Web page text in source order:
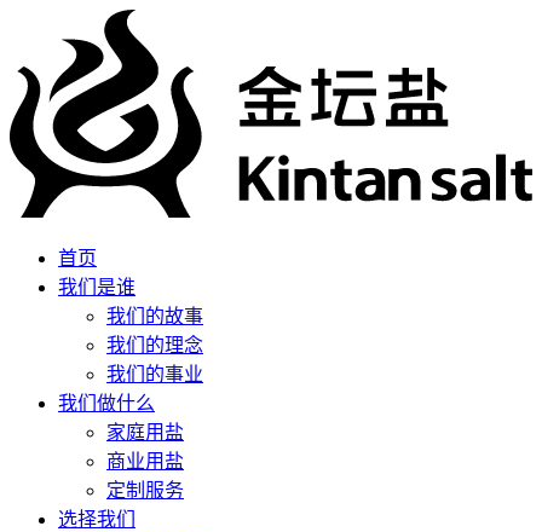
首页
我们是谁
我们的故事
我们的理念
我们的事业
我们做什么
家庭用盐
商业用盐
定制服务
选择我们